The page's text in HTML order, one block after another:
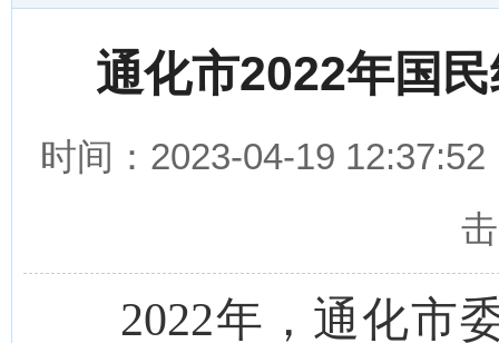
通化市2022年国
时间：2023-04-19
2022年，通化市委